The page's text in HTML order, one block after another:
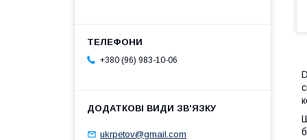
+380 (96) 983-10-06
ukrpetov@gmail.com